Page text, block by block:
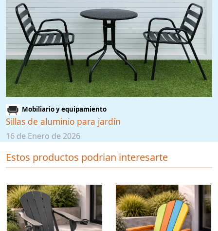
Mobiliario y equipamiento
Sillas de aluminio para jardín
16 de Enero de 2026
Estos productos podrian interesarte